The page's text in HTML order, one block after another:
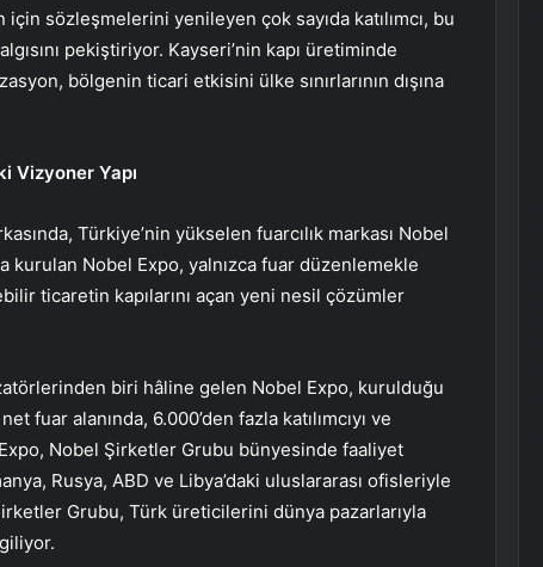
sözleşmelerini yenileyen çok sayıda katılımcı, bu
pekiştiriyor. Kayseri’nin kapı üretiminde
bölgenin ticari etkisini ülke sınırlarının dışına
Vizyoner Yapı
Türkiye’nin yükselen fuarcılık markası Nobel
kurulan Nobel Expo, yalnızca fuar düzenlemekle
ticaretin kapılarını açan yeni nesil çözümler
biri hâline gelen Nobel Expo, kurulduğu
fuar alanında, 6.000’den fazla katılımcıyı ve
Nobel Şirketler Grubu bünyesinde faaliyet
Rusya, ABD ve Libya’daki uluslararası ofisleriyle
Grubu, Türk üreticilerini dünya pazarlarıyla